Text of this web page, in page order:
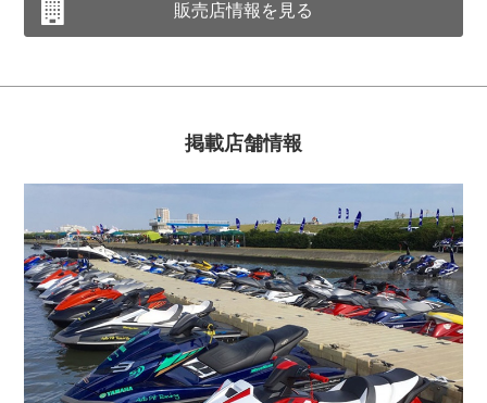
販売店情報を見る
掲載店舗情報